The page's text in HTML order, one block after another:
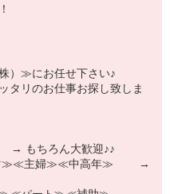
）≫にお任せ下さい♪
タリのお仕事お探し致しま
ろん大歓迎♪♪
マ≫≪主婦≫≪中高年≫ →